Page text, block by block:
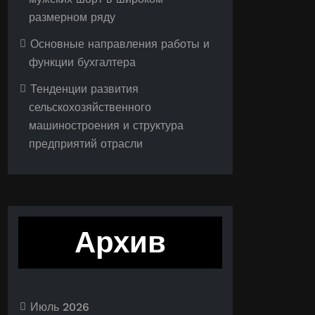
размерном ряду
Основные направления работы и
функции бухгалтера
Тенденции развития
сельскохозяйственного
машиностроения и структура
предприятий отрасли
Архив
Июль 2026